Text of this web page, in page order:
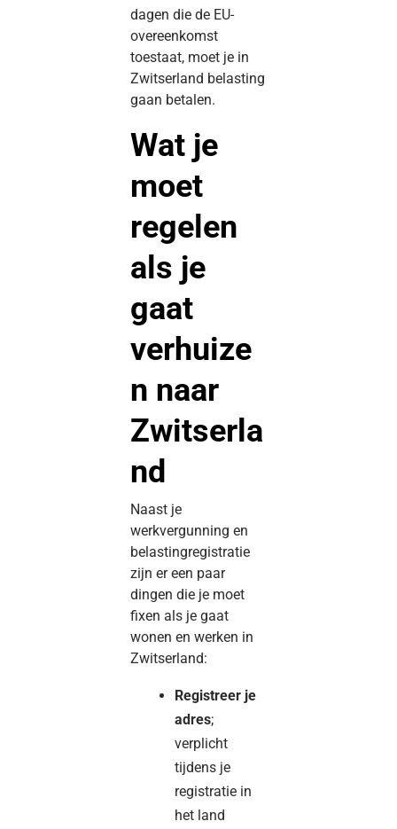
dagen die de EU-
overeenkomst
toestaat, moet je in
Zwitserland belasting
gaan betalen.
Wat je
moet
regelen
als je
gaat
verhuize
n naar
Zwitserla
nd
Naast je
werkvergunning en
belastingregistratie
zijn er een paar
dingen die je moet
fixen als je gaat
wonen en werken in
Zwitserland:
Registreer je
adres;
verplicht
tijdens je
registratie in
het land